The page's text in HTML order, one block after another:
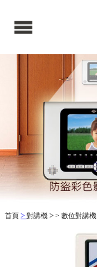
首頁 > 對講機 > > 數位對講機